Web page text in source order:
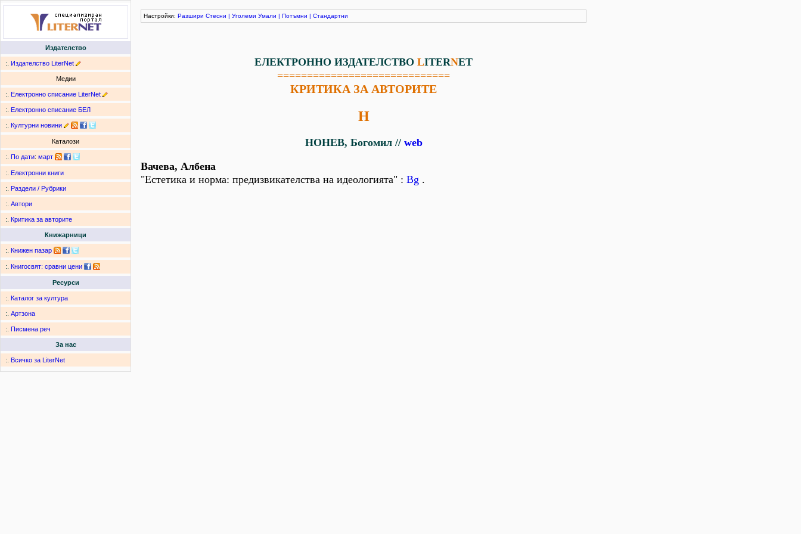
Издателство
:. Издателство LiterNet
Медии
:. Електронно списание LiterNet
:. Електронно списание БЕЛ
:. Културни новини
Каталози
:. По дати: март
:. Електронни книги
:. Раздели / Рубрики
:. Автори
:. Критика за авторите
Книжарници
:. Книжен пазар
:. Книгосвят: сравни цени
Ресурси
:. Каталог за култура
:. Артзона
:. Писмена реч
За нас
:. Всичко за LiterNet
Настройки: Разшири Стесни | Уголеми Умали | Потъмни | Стандартни
ЕЛЕКТРОННО ИЗДАТЕЛСТВО LITERNET
=============================
КРИТИКА ЗА АВТОРИТЕ
Н
НОНЕВ, Богомил // web
Вачева, Албена
"Естетика и норма: предизвикателства на идеологията" : Bg .